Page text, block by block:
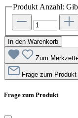
Produkt Anzahl:
In den Warenkorb
Zum
Frage zum Produkt
Frage zum Produkt